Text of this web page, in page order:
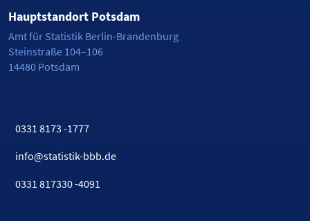
Hauptstandort Potsdam
Amt für Statistik Berlin-Brandenburg
Steinstraße 104–106
14480 Potsdam
0331 8173 -1777
info@statistik-bbb.de
0331 817330 -4091